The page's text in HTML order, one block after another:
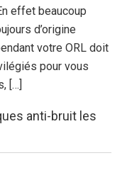
effet beaucoup
d’origine
votre ORL doit
pour vous
[…]
anti-bruit les